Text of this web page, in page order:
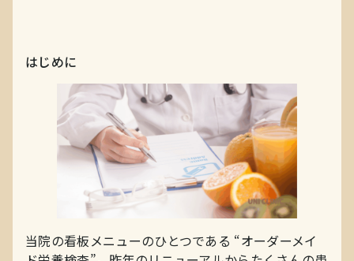
はじめに
当院の看板メニューのひとつである “オーダーメイ